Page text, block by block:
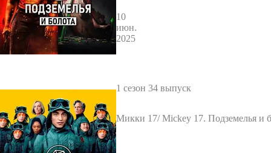
10
июн.
2025
1 сезон 34 выпуск
Микки 17/ Mickey 17. Подземелья и